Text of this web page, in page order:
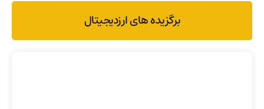
برگزیده های ارزدیجیتال